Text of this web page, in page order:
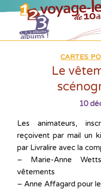
CARTES
Le
10
Les animateurs,
reçoivent par mail un
par Livralire avec la
– Marie-Anne
vêtements
– Anne Affagard pour